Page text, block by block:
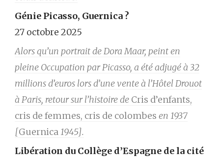
Génie Picasso, Guernica ?
27 octobre 2025
Alors qu’un portrait de Dora Maar, peint en
pleine Occupation par Picasso, a été adjugé à 32
millions d’euros lors d’une vente à l’Hôtel Drouot
à Paris, retour sur l’histoire de Cris d’enfants,
cris de femmes, cris de colombes en 1937
[Guernica 1945].
Libération du Collège d’Espagne de la cité